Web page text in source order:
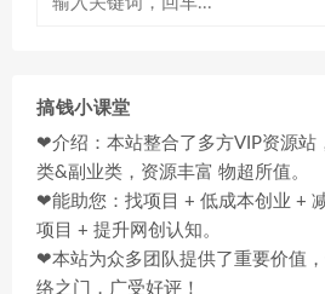
搞钱小课堂
❤介绍：本站整合了多方VIP资源站
类&副业类，资源丰富 物超所值。
❤能助您：找项目 + 低成本创业 +
项目 + 提升网创认知。
❤本站为众多团队提供了重要价值
络之门，广受好评！